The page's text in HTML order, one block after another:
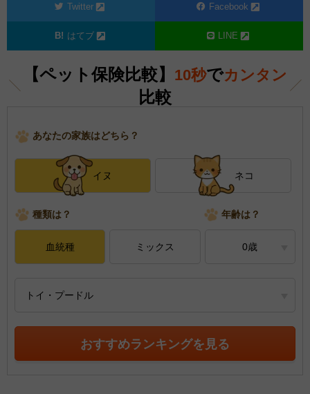
Twitter Facebook
はてブ LINE
【ペット保険比較】 10秒でカンタン
比較
あなたの家族はどちら？
イヌ ネコ
種類は？ 年齢は？
血統種 ミックス 0歳
トイ・プードル
おすすめランキングを見る